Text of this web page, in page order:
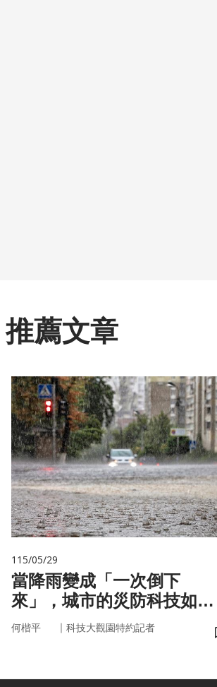
推薦文章
115/05/29
當降雨變成「一次倒下
來」，城市的災防科技如何
即時應變？
何楷平 ｜ 科技大觀園特約記者